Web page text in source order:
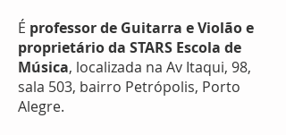
É professor de Guitarra e Violão e
proprietário da STARS Escola de
Música, localizada na Av Itaqui, 98,
sala 503, bairro Petrópolis, Porto
Alegre.